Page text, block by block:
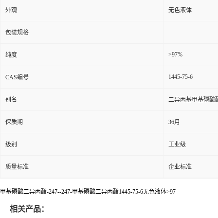
外观 无色液体
包装规格
纯度 >97%
CAS编号 1445-75-6
别名 二异丙基甲基磷酸
保质期 36月
级别 工业级
质量标准 企业标准
甲基磷酸二异丙酯-247--247-甲基磷酸二异丙酯1445-75-6无色液体>97
相关产品：